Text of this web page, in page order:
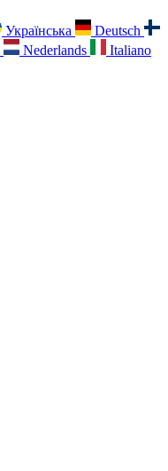
Українська
Deutsch
Nederlands
Italiano